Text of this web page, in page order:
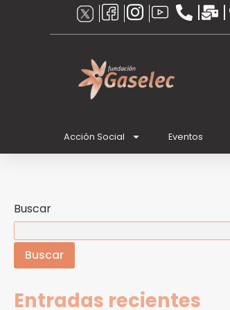
Acción Social Eventos
Buscar
Buscar
Entradas recientes